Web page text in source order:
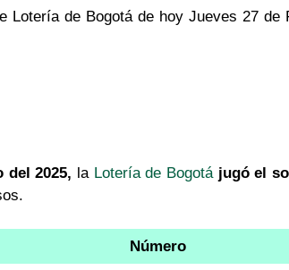
Lotería de Bogotá de hoy Jueves 27 de
del 2025, la Lotería de Bogotá jugó el
Número